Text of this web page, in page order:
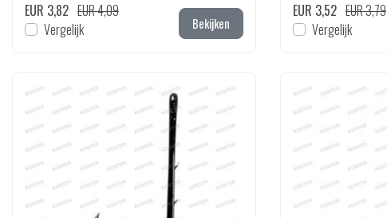
EUR 3,82 EUR 4,09
Vergelijk
Bekijken
EUR 3,52 EUR 3,79
Vergelijk